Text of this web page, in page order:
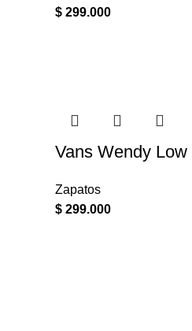
$299.000
Vans Wendy
Zapatos
$299.000